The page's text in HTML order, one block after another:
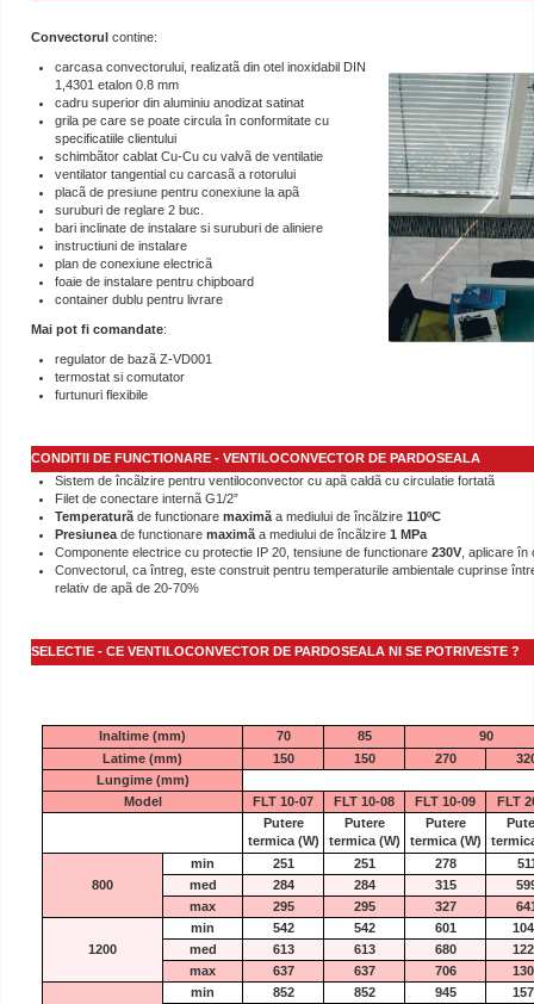
Convectorul contine:
carcasa convectorului, realizatã din otel inoxidabil DIN
1,4301 etalon 0.8 mm
cadru superior din aluminiu anodizat satinat
grila pe care se poate circula în conformitate cu
specificatiile clientului
schimbãtor cablat Cu-Cu cu valvã de ventilatie
ventilator tangential cu carcasã a rotorului
placã de presiune pentru conexiune la apã
suruburi de reglare 2 buc.
bari inclinate de instalare si suruburi de aliniere
instructiuni de instalare
plan de conexiune electricã
foaie de instalare pentru chipboard
container dublu pentru livrare
Mai pot fi comandate:
regulator de bazã Z-VD001
termostat si comutator
furtunuri flexibile
CONDITII DE FUNCTIONARE - VENTILOCONVECTOR DE PARDOSEALA
Sistem de încãlzire pentru ventiloconvector cu apã caldã cu circulatie fortatã
Filet de conectare internã G1/2”
Temperaturã de functionare maximã a mediului de încãlzire 110ºC
Presiunea de functionare maximã a mediului de încãlzire 1 MPa
Componente electrice cu protectie IP 20, tensiune de functionare 230V , aplicare
Convectorul, ca întreg, este construit pentru temperaturile ambientale cuprinse
relativ de apã de 20-70%
SELECTIE - CE VENTILOCONVECTOR DE PARDOSEALA NI SE POTRIVESTE ?
Inaltime (mm) 70 85
90
Latime (mm)
150 150 270
Lungime (mm)
Model
FLT 10-07 FLT 10-08 FLT 10-09
FLT
Putere
termica(W)
Putere
termica(W)
Putere
termica(W)
800
min 251 251 278
med
284 284 315
max
295 295 327
1200
min 542 542 601
med
613 613 680
max
637 637 706
min
852 852 945